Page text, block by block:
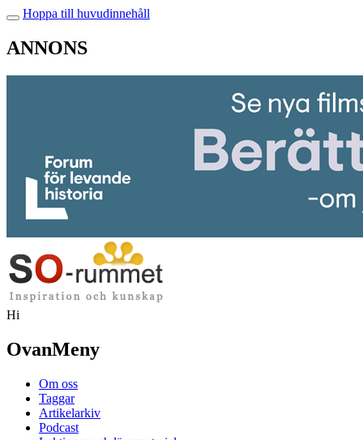
Hoppa till huvudinnehåll
ANNONS
Hi
OvanMeny
Om oss
Taggar
Artikelarkiv
Podcast